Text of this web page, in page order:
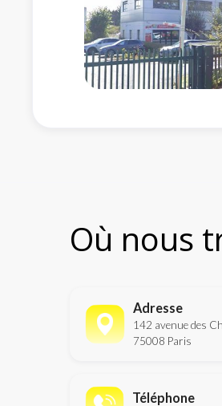
Où nous
Adresse
142 avenue des
75008 Paris
Téléphone